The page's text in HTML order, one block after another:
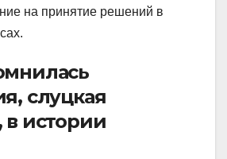
на принятие решений в
слуцкая
в истории